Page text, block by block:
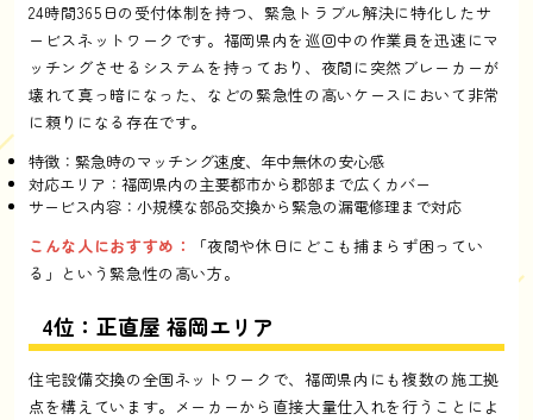
24時間365日の受付体制を持つ、緊急トラブル解決に特化したサ
ービスネットワークです。福岡県内を巡回中の作業員を迅速にマ
ッチングさせるシステムを持っており、夜間に突然ブレーカーが
壊れて真っ暗になった、などの緊急性の高いケースにおいて非常
に頼りになる存在です。
特徴：緊急時のマッチング速度、年中無休の安心感
対応エリア：福岡県内の主要都市から郡部まで広くカバー
サービス内容：小規模な部品交換から緊急の漏電修理まで対応
こんな人におすすめ：
「夜間や休日にどこも捕まらず困ってい
る」という緊急性の高い方。
4位：正直屋 福岡エリア
住宅設備交換の全国ネットワークで、福岡県内にも複数の施工拠
点を構えています。メーカーから直接大量仕入れを行うことによ